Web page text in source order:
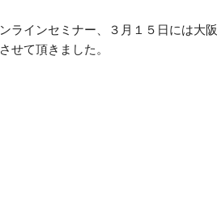
ラインセミナー、３月１５日には大
せて頂きました。